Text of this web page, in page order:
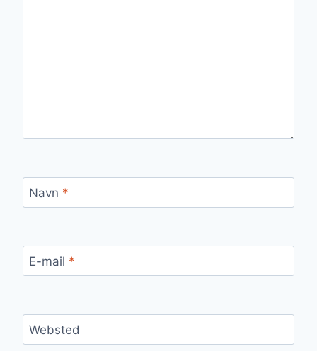
Navn *
E-mail *
Websted